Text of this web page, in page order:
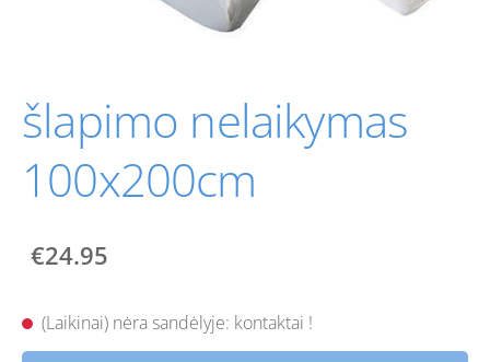
šlapimo nelaikymas
100x200cm
€24.95
(Laikinai) nėra sandėlyje: kontaktai !